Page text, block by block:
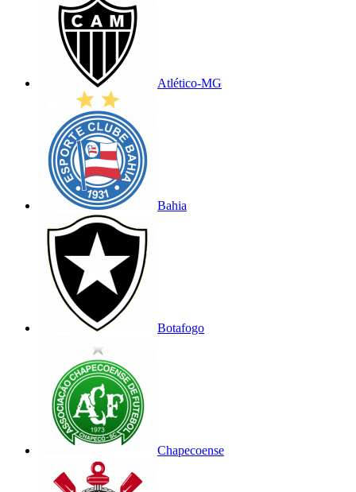
Atlético-MG
Bahia
Botafogo
Chapecoense